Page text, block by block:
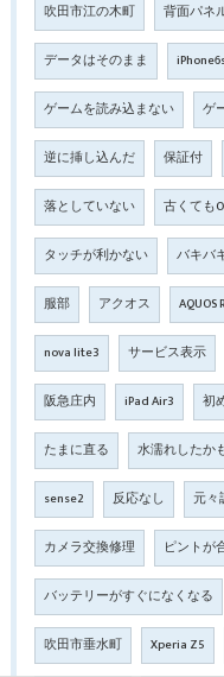
吹田市江の木町 背面パネ
データはそのまま
ゲームを読み込まない ゲ
逆に挿し込んだ 保証付
落としていない 古くても
タッチが利かない バキバ
服部 アクオス AQUOS
nova lite3 サービス表示
阪急庄内 iPad Air3 初
たまに直る 水濡れしたか
sense2 反応なし 元々
カメラ交換修理 ピントが
バッテリーがすぐになくなる
吹田市垂水町 Xperia Z5